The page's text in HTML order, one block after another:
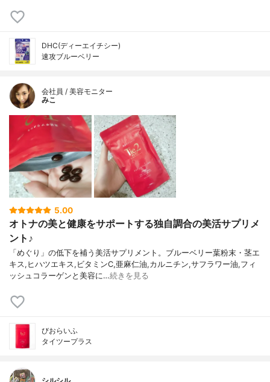
DHC(ディーエイチシー)
速攻ブルーベリー
会社員 / 美容モニター
みこ
5.00
オトナの美と健康をサポートする独自調合の美活サプリメ
ント♪
「めぐり」の低下を補う美活サプリメント。ブルーベリー葉粉末・茎エ
キス,ヒハツエキス,ビタミンC,亜麻仁油,カルニチン,サフラワー油,フィ
ッシュコラーゲンと美容に…続きを見る
びおらいふ
タイツープラス